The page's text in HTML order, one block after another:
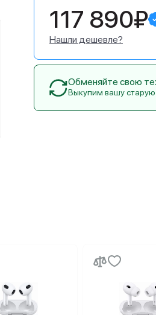
117 890₽
Нашли дешевле?
Обменяйте свою
Выкупим вашу старую